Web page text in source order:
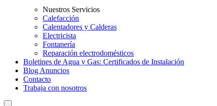
Nuestros Servicios
Calefacción
Calentadores y Calderas
Electricista
Fontanería
Reparación electrodomésticos
Boletines de Agua y Gas: Certificados de Instalación
Blog Anuncios
Contacto
Trabaja con nosotros